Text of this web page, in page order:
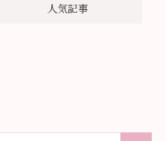
人気記事